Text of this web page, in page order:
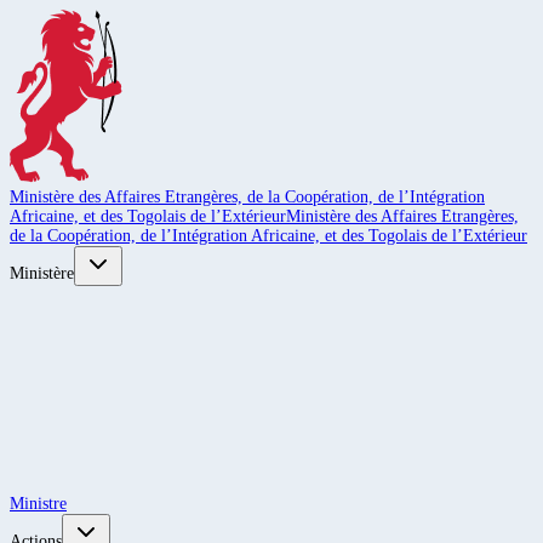
Ministère des Affaires Etrangères, de la Coopération, de l’Intégration
Africaine, et des Togolais de l’ExtérieurMinistère des Affaires Etrangères,
de la Coopération, de l’Intégration Africaine, et des Togolais de l’Extérieur
Ministère
Ministre